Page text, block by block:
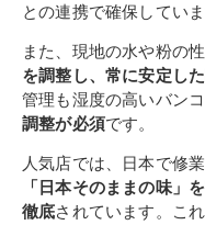
との連携で確保していま
また、現地の水や粉の
を調整し、常に安定し
管理も湿度の高いバンコ
調整が必須です。
人気店では、日本で修
「日本そのままの味」
徹底されています。こ